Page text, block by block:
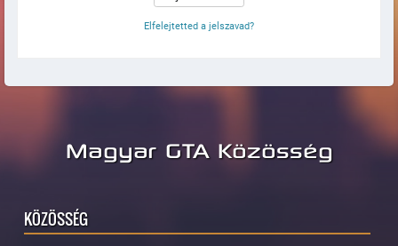
Elfelejtetted a jelszavad?
Magyar GTA Közösség
KÖZÖSSÉG